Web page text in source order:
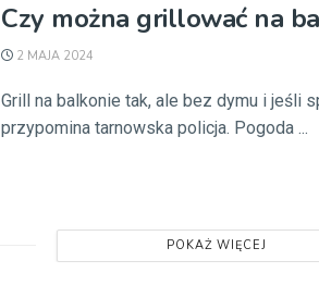
Czy można grillować na
2 MAJA 2024
Grill na balkonie tak, ale bez dymu i jeśli
przypomina tarnowska policja. Pogoda ...
POKAŻ WIĘCEJ